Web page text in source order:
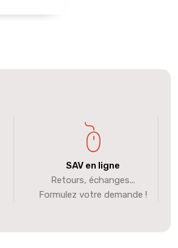
SAV en ligne
Retours, échanges...
Formulez votre demande !